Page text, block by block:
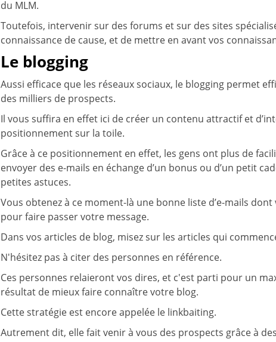
du MLM.
Toutefois, intervenir sur des forums et sur des sites
connaissance de cause, et de mettre en avant vos
Le blogging
Aussi efficace que les réseaux sociaux, le blogging permet
des milliers de prospects.
Il vous suffira en effet ici de créer un contenu attractif et
positionnement sur la toile.
Grâce à ce positionnement en effet, les gens ont plus de
envoyer des e-mails en échange d’un bonus ou d’un petit
petites astuces.
Vous obtenez à ce moment-là une bonne liste d’e-mails
pour faire passer votre message.
Dans vos articles de blog, misez sur les articles qui
N'hésitez pas à citer des personnes en référence.
Ces personnes relaieront vos dires, et c'est parti pour un
résultat de mieux faire connaître votre blog.
Cette stratégie est encore appelée le linkbaiting.
Autrement dit, elle fait venir à vous des prospects grâce à